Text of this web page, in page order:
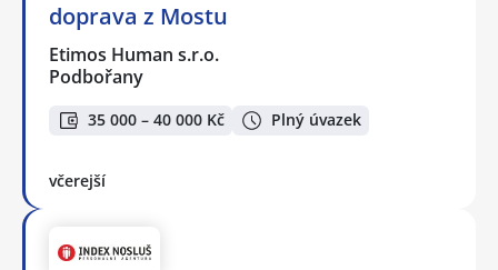
doprava z Mostu
Etimos Human s.r.o.
Podbořany
35 000 – 40 000 Kč Plný úvazek
včerejší